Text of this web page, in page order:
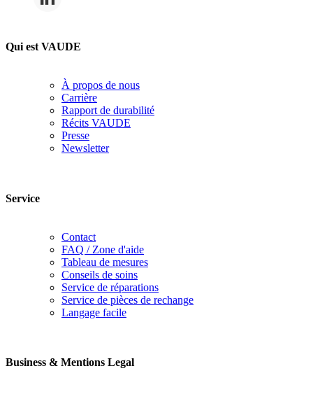
Qui est VAUDE
À propos de nous
Carrière
Rapport de durabilité
Récits VAUDE
Presse
Newsletter
Service
Contact
FAQ / Zone d'aide
Tableau de mesures
Conseils de soins
Service de réparations
Service de pièces de rechange
Langage facile
Business & Mentions Legal